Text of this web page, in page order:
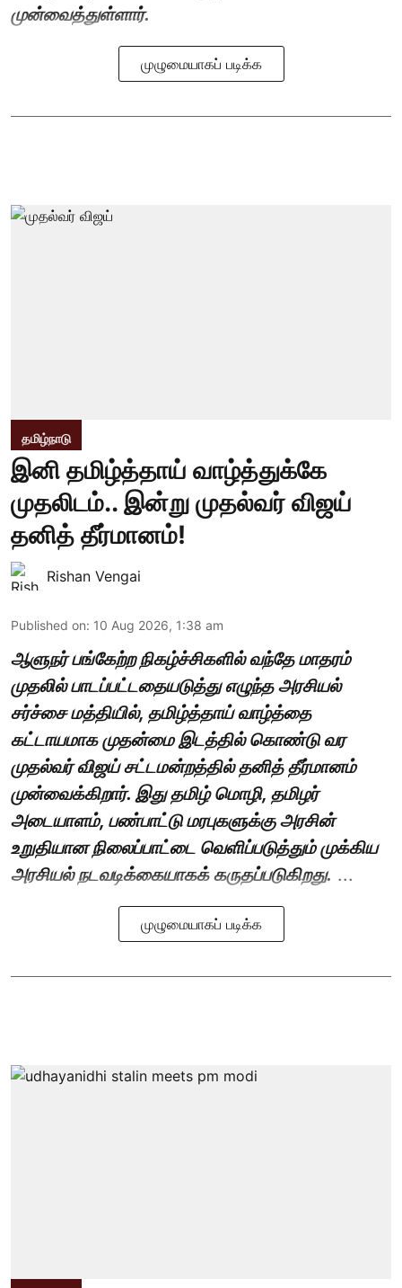
முன்வைத்துள்ளார்.
முழுமையாகப் படிக்க
தமிழ்நாடு
இனி தமிழ்த்தாய் வாழ்த்துக்கே
முதலிடம்.. இன்று முதல்வர் விஜய்
தனித் தீர்மானம்!
Rishan Vengai
Published on: 10 Aug 2026, 1:38 am
ஆளுநர் பங்கேற்ற நிகழ்ச்சிகளில் வந்தே மாதரம்
முதலில் பாடப்பட்டதையடுத்து எழுந்த அரசியல்
சர்ச்சை மத்தியில், தமிழ்த்தாய் வாழ்த்தை
கட்டாயமாக முதன்மை இடத்தில் கொண்டு வர
முதல்வர் விஜய் சட்டமன்றத்தில் தனித் தீர்மானம்
முன்வைக்கிறார். இது தமிழ் மொழி, தமிழர்
அடையாளம், பண்பாட்டு மரபுகளுக்கு அரசின்
உறுதியான நிலைப்பாட்டை வெளிப்படுத்தும் முக்கிய
அரசியல் நடவடிக்கையாகக் கருதப்படுகிறது. ...
முழுமையாகப் படிக்க